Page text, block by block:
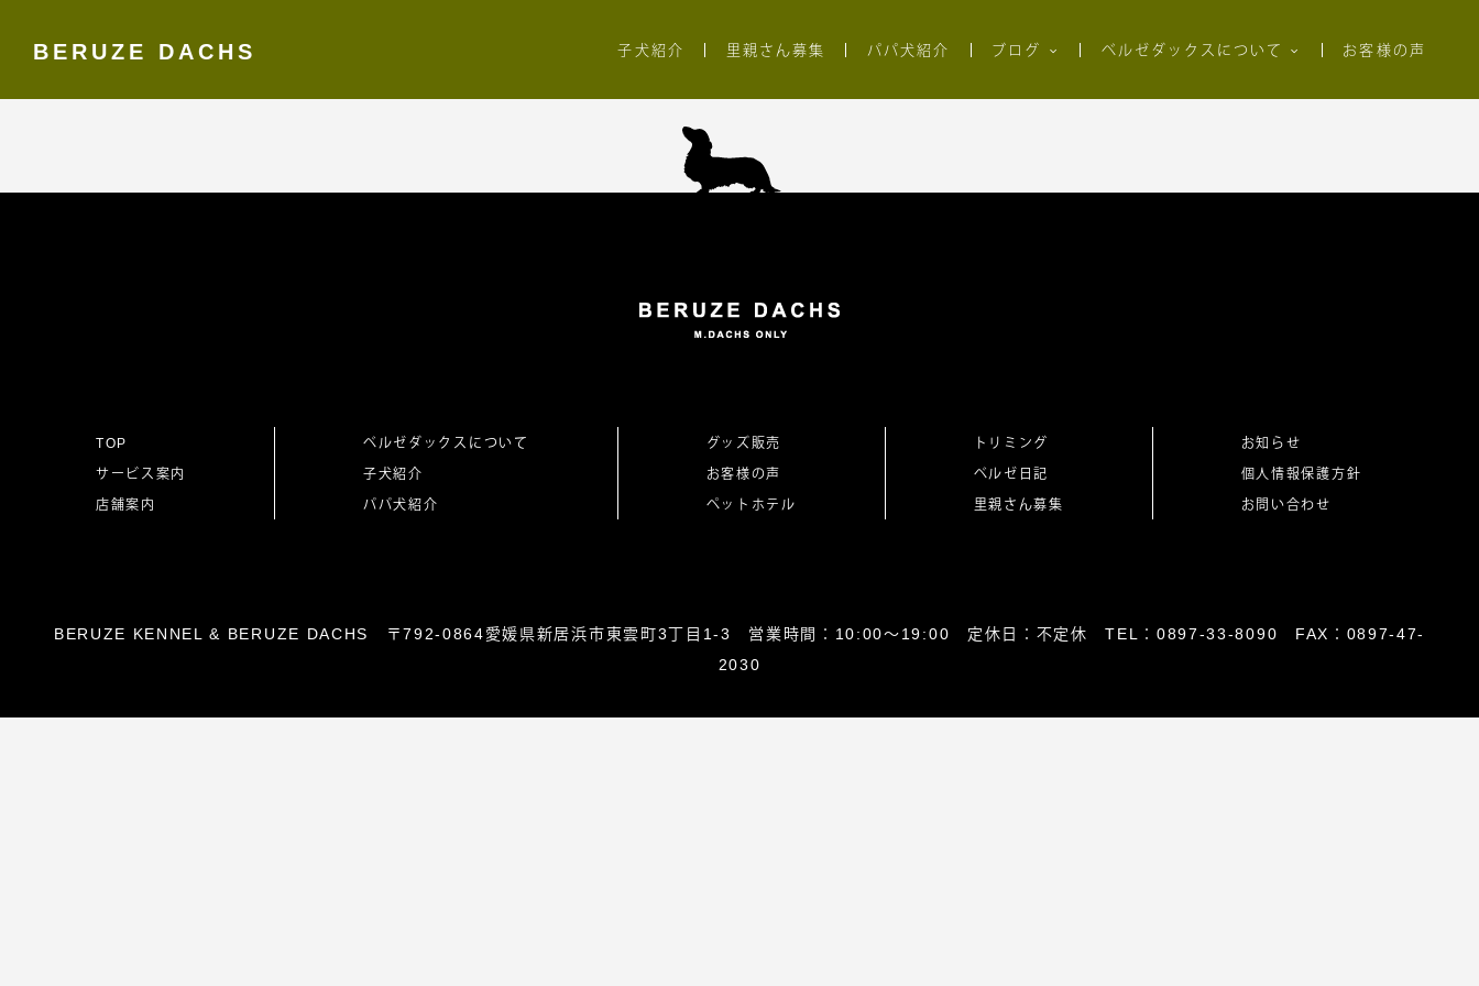
BERUZE DACHS 子犬紹介 里親さん募集 パパ犬紹介 ブログ ベルゼダックスについて お客様の声
TOP
サービス案内
店舗案内
ベルゼダックスについて
子犬紹介
パパ犬紹介
グッズ販売
お客様の声
ペットホテル
トリミング
ベルゼ日記
里親さん募集
お知らせ
個人情報保護方針
お問い合わせ
BERUZE KENNEL & BERUZE DACHS 〒792-0864愛媛県新居浜市東雲町3丁目1-3 営業時間：10:00～19:00 定休日：不定休 TEL：0897-33-8090 FAX：0897-47-
2030